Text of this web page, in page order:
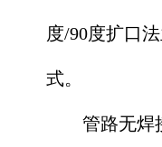
度/90度扩口
式。
管路无焊